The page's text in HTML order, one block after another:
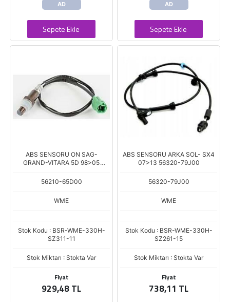
AD
Sepete Ekle
AD
Sepete Ekle
ABS SENSORU ON SAG-
GRAND-VITARA 5D 98>05
56210-65D00
WME
Stok Kodu : BSR-WME-330H-
SZ311-11
Stok Miktarı : Stokta Var
Fiyat
929,48 TL
ABS SENSORU ARKA SOL- SX4
07>13 56320-79J00
56320-79J00
WME
Stok Kodu : BSR-WME-330H-
SZ261-15
Stok Miktarı : Stokta Var
Fiyat
738,11 TL